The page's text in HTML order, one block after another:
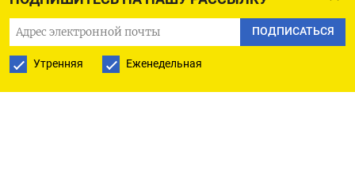
ПОДПИСАТЬСЯ
Утренняя Еженедельная
валюта набирает 0,3% от уровней закрытия
вторника, по итогам которого она подешевела
на полпроцента.